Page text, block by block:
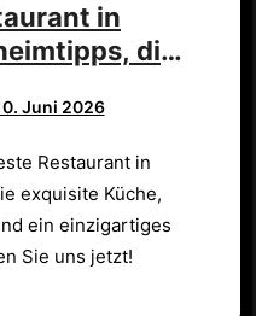
in
die
Juni 2026
exquisite Küche,
ein einzigartiges
Sie uns jetzt!